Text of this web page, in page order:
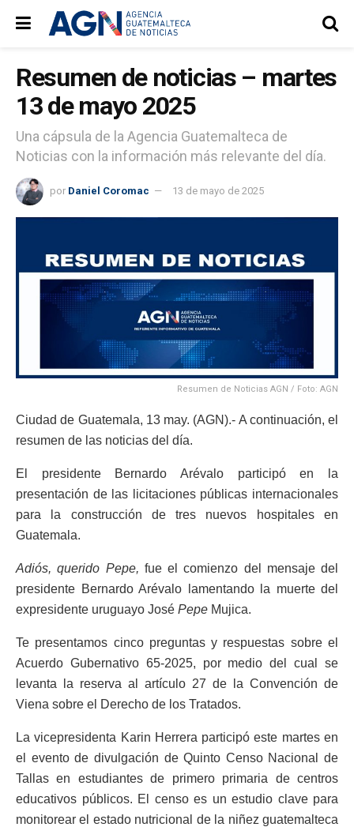
Resumen de noticias – martes
13 de mayo 2025
Una cápsula de la Agencia Guatemalteca de
Noticias con la información más relevante del día.
por Daniel Coromac 13 de mayo de 2025
Resumen de Noticias AGN / Foto: AGN
Ciudad de Guatemala, 13 may. (AGN).- A continuación, el
resumen de las noticias del día.
El presidente Bernardo Arévalo participó en la
presentación de las licitaciones públicas internacionales
para la construcción de tres nuevos hospitales en
Guatemala.
Adiós, querido Pepe, fue el comienzo del mensaje del
presidente Bernardo Arévalo lamentando la muerte del
expresidente uruguayo José Pepe Mujica.
Te presentamos cinco preguntas y respuestas sobre el
Acuerdo Gubernativo 65-2025, por medio del cual se
levanta la reserva al artículo 27 de la Convención de
Viena sobre el Derecho de los Tratados.
La vicepresidenta Karin Herrera participó este martes en
el evento de divulgación de Quinto Censo Nacional de
Tallas en estudiantes de primero primaria de centros
educativos públicos. El censo es un estudio clave para
monitorear el estado nutricional de la niñez guatemalteca